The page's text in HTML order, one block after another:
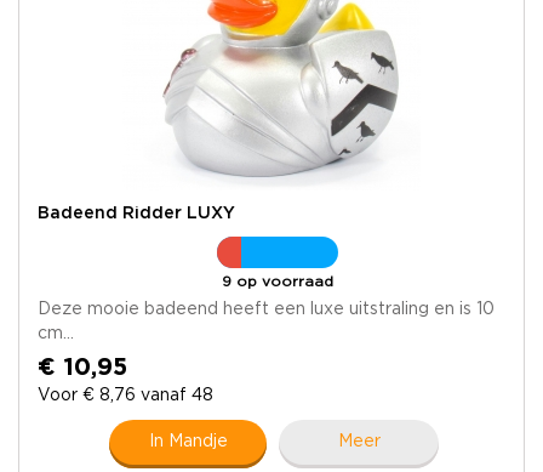
Badeend Ridder LUXY
9 op voorraad
Deze mooie badeend heeft een luxe uitstraling en is 10
cm...
€ 10,95
Voor € 8,76 vanaf 48
In Mandje Meer